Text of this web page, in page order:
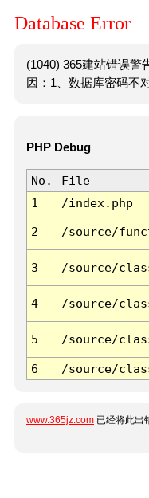
Database Error
(1040) 365建站错误警
因：1、数据库密码不
PHP Debug
No. File
1
/index.php
2 /source/
3 /source/
4 /source/
5 /source/
6 /source/
www.365jz.com 已经将此出